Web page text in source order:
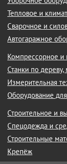
Тепловое и
Сварочное и
Автогаражное
Компрессорное и
Станки по
Измерительная
Оборудование
Строительное и
Спецодежда и
Строительные
Крепёж